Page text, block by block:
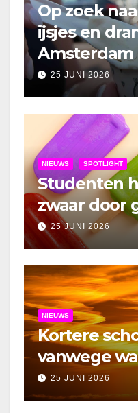
Op zoek
ijsjes en
Amsterdam
25 JUNI 2026
NIEUWS SPOTLIGHT
Studenten
zwaar door
25 JUNI 2026
NIEUWS
Kortere
vanwege
25 JUNI 2026